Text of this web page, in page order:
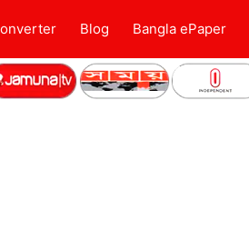
Blog Bangla ePaper